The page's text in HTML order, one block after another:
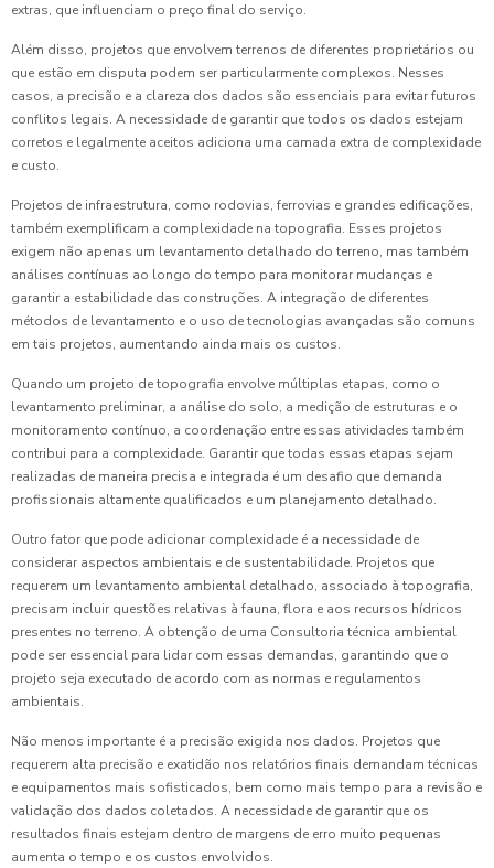
extras, que influenciam o preço final do serviço.
Além disso, projetos que envolvem terrenos de diferentes proprietários ou
que estão em disputa podem ser particularmente complexos. Nesses
casos, a precisão e a clareza dos dados são essenciais para evitar futuros
conflitos legais. A necessidade de garantir que todos os dados estejam
corretos e legalmente aceitos adiciona uma camada extra de complexidade
e custo.
Projetos de infraestrutura, como rodovias, ferrovias e grandes edificações,
também exemplificam a complexidade na topografia. Esses projetos
exigem não apenas um levantamento detalhado do terreno, mas também
análises contínuas ao longo do tempo para monitorar mudanças e
garantir a estabilidade das construções. A integração de diferentes
métodos de levantamento e o uso de tecnologias avançadas são comuns
em tais projetos, aumentando ainda mais os custos.
Quando um projeto de topografia envolve múltiplas etapas, como o
levantamento preliminar, a análise do solo, a medição de estruturas e o
monitoramento contínuo, a coordenação entre essas atividades também
contribui para a complexidade. Garantir que todas essas etapas sejam
realizadas de maneira precisa e integrada é um desafio que demanda
profissionais altamente qualificados e um planejamento detalhado.
Outro fator que pode adicionar complexidade é a necessidade de
considerar aspectos ambientais e de sustentabilidade. Projetos que
requerem um levantamento ambiental detalhado, associado à topografia,
precisam incluir questões relativas à fauna, flora e aos recursos hídricos
presentes no terreno. A obtenção de uma Consultoria técnica ambiental
pode ser essencial para lidar com essas demandas, garantindo que o
projeto seja executado de acordo com as normas e regulamentos
ambientais.
Não menos importante é a precisão exigida nos dados. Projetos que
requerem alta precisão e exatidão nos relatórios finais demandam técnicas
e equipamentos mais sofisticados, bem como mais tempo para a revisão e
validação dos dados coletados. A necessidade de garantir que os
resultados finais estejam dentro de margens de erro muito pequenas
aumenta o tempo e os custos envolvidos.